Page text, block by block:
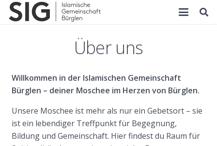
Über uns
Willkommen in der Islamischen Gemeinschaft
Bürglen – deiner Moschee im Herzen von Bürglen.
Unsere Moschee ist mehr als nur ein Gebetsort – sie
ist ein lebendiger Treffpunkt für Begegnung,
Bildung und Gemeinschaft. Hier findest du Raum für